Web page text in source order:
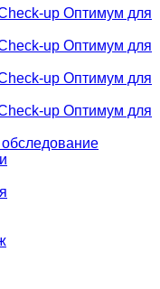
up Оптимум для
up Оптимум для
up Оптимум для
up Оптимум для